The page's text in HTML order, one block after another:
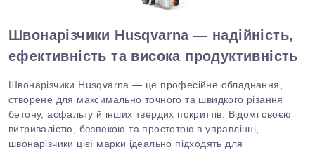
Швонарізчики Husqvarna — надійність,
ефективність та висока продуктивність
Швонарізчики Husqvarna — це професійне обладнання,
створене для максимально точного та швидкого різання
бетону, асфальту й інших твердих покриттів. Відомі своєю
витривалістю, безпекою та простотою в управлінні,
швонарізчики цієї марки ідеально підходять для